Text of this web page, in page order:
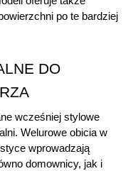
po te bardziej
DO
wcześniej stylowe
Welurowe obicia w
wprowadzają
domownicy, jak i